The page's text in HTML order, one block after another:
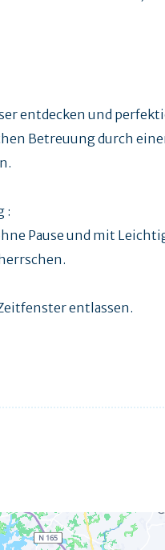
entdecken und
Betreuung durch
:
Pause und mit
entlassen.